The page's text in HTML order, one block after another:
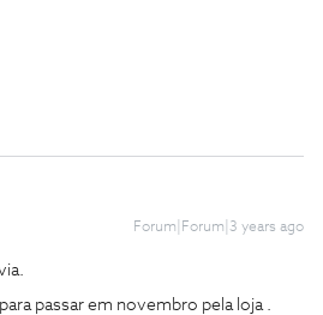
Forum|Forum|3 years ago
passar em novembro pela loja .